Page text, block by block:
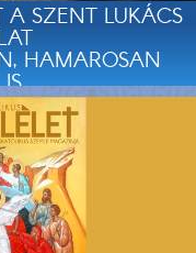
A SZENT LUKÁCS
HAMAROSAN